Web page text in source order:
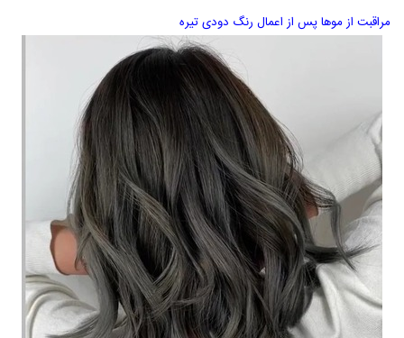
مراقبت از موها پس از اعمال رنگ دودی تیره